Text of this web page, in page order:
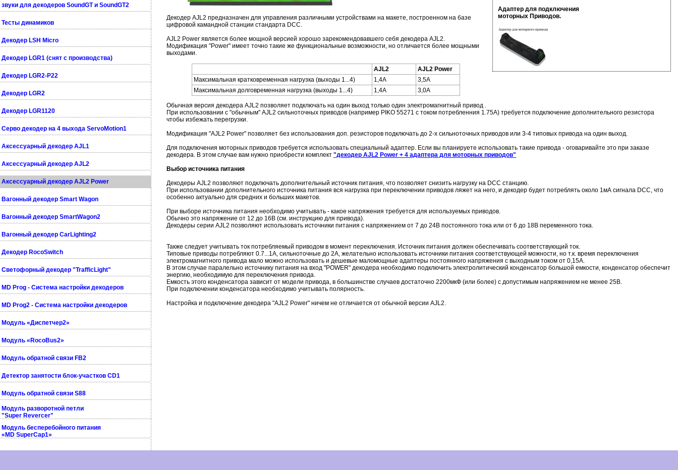
звуки для декодеров SoundGT и SoundGT2
Тесты динамиков
Декодер LSH Micro
Декодер LGR1 (снят с производства)
Декодер LGR2-P22
Декодер LGR2
Декодер LGR1120
Серво декодер на 4 выхода ServoMotion1
Аксессуарный декодер AJL1
Аксессуарный декодер AJL2
Аксессуарный декодер AJL2 Power
Вагонный декодер Smart Wagon
Вагонный декодер SmartWagon2
Вагонный декодер CarLighting2
Декодер RocoSwitch
Светофорный декодер "TrafficLight"
MD Prog - Система настройки декодеров
MD Prog2 - Система настройки декодеров
Модуль «Диспетчер2»
Модуль «RocoBus2»
Модуль обратной связи FB2
Детектор занятости блок-участков CD1
Модуль обратной связи S88
Модуль разворотной петли
"Super Revercer"
Модуль бесперебойного питания
«MD SuperCap1»
Адаптер для подключения
моторных Приводов.
Декодер AJL2 предназначен для управления различными устройствами на макете, построенном на базе
цифровой камандной станции стандарта DCC.
AJL2 Power является более мощной версией хорошо зарекомендовавшего себя декодера AJL2.
Модификация "Power" имеет точно такие же функциональные возможности, но отличается более мощными
выходами.
AJL2
AJL2 Power
Максимальная кратковременная нагрузка (выходы 1...4)
1,4А
3,5А
Максимальная долговременная нагрузка (выходы 1...4)
1,4А 3,0А
Обычная версия декодера AJL2 позволяет подключать на один выход только один электромагнитный привод .
При использовании с "обычным" AJL2 сильноточных приводов (например PIKO 55271 с током потребленния 1.75А) требуется подключение дополнительного резистора
чтобы избежать перегрузки.
Модификация "AJL2 Power" позволяет без использования доп. резисторов подключать до 2-х сильноточных приводов или 3-4 типовых привода на один выход.
Для подключения моторных приводов требуется использовать специальный адаптер. Если вы планируете использовать такие привода - оговаривайте это при заказе
декодера. В этом случае вам нужно приобрести комплект "декодер AJL2 Power + 4 адаптера для моторных приводов"
Выбор источника питания
Декодеры AJL2 позволяют подключать дополнительный источник питания, что позволяет снизить нагрузку на DCC станцию.
При использовании дополнительного источника питания вся нагрузка при переключении приводов ляжет на него, и декодер будет потреблять около 1мА сигнала DCC, что
особенно актуально для средних и больших макетов.
При выборе источника питания необходимо учитывать - какое напряжения требуется для используемых приводов.
Обычно это напряжение от 12 до 16В (см. инструкцию для привода).
Декодеры серии AJL2 позволяют использовать источники питания с напряжением от 7 до 24В постоянного тока или от 6 до 18В переменного тока.
Также следует учитывать ток потребляемый приводом в момент переключения. Источник питания должен обеспечивать соответствующий ток.
Типовые приводы потребляют 0.7...1А, сильноточные до 2А, желательно использовать источники питания соответствующей можности, но т.к. время переключения
электромагнитного привода мало можно использовать и дешевые маломощные адаптеры постоянного напряжения с выходным током от 0,15А.
В этом случае паралельно источнику питания на вход "POWER" декодера необходимо подключить электролитический конденсатор большой емкости, конденсатор обеспечит
энергию, необходимую для переключения привода.
Емкость этого конденсатора зависит от модели привода, в большинстве случаев достаточно 2200мкФ (или более) с допустимым напряжением не менее 25В.
При подключении конденсатора необходимо учитывать полярность.
Настройка и подключение декодера "AJL2 Power" ничем не отличается от обычной версии AJL2.